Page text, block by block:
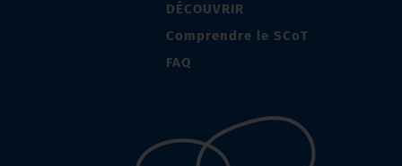
DÉCOUVRIR
Comprendre le SCoT
FAQ